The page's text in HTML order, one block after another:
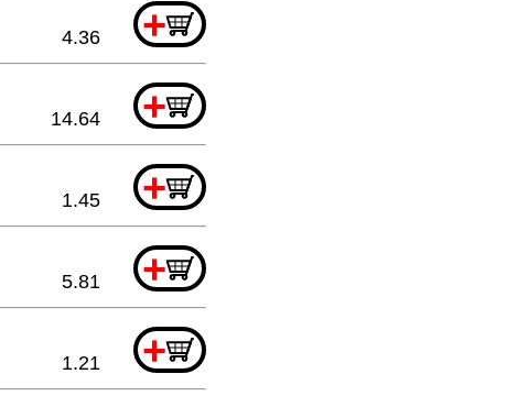
+
4.36
+
14.64
+
1.45
+
5.81
+
1.21